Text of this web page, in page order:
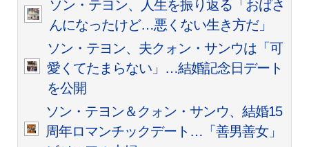
ソン・テヨン、人生を振り返る「おばさ
んになったけど…悪くない生き方だ」
ソン・テヨン、夫クォン・サンウは「可
愛くてたまらない」…結婚記念日デート
を公開
ソン・テヨン＆クォン・サンウ、結婚15
周年ロマンチックデート…「善男善女」